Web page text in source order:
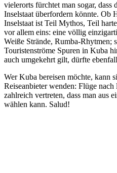
vielerorts fürchtet man sogar, dass
Inselstaat überfordern könnte. Ob
Inselstaat ist Teil Mythos, Teil
vor allem eins: eine völlig
Weiße Strände, Rumba-Rhytmen;
Touristenströme Spuren in Kuba
auch umgekehrt gilt, dürfte
Wer Kuba bereisen möchte, kann
Reiseanbieter wenden: Flüge
zahlreich vertreten, dass man aus
wählen kann. Salud!